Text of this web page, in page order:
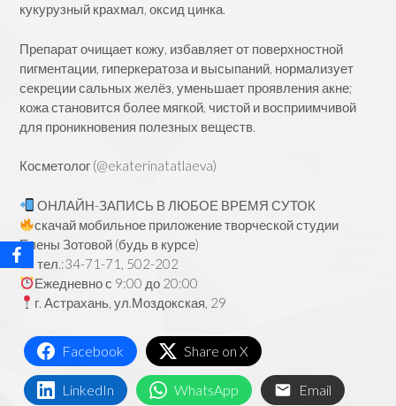
кукурузный крахмал, оксид цинка.
Препарат очищает кожу, избавляет от поверхностной
пигментации, гиперкератоза и высыпаний, нормализует
секреции сальных желёз, уменьшает проявления акне;
кожа становится более мягкой, чистой и восприимчивой
для проникновения полезных веществ.
Косметолог (@ekaterinatatlaeva)
ОНЛАЙН-ЗАПИСЬ В ЛЮБОЕ ВРЕМЯ СУТОК
скачай мобильное приложение творческой студии
Елены Зотовой (будь в курсе)
тел.:34-71-71, 502-202
Ежедневно с 9:00 до 20:00
г. Астрахань, ул.Моздокская, 29
Facebook Share on X
LinkedIn WhatsApp Email